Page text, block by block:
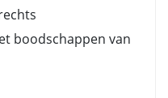
boodschappen van